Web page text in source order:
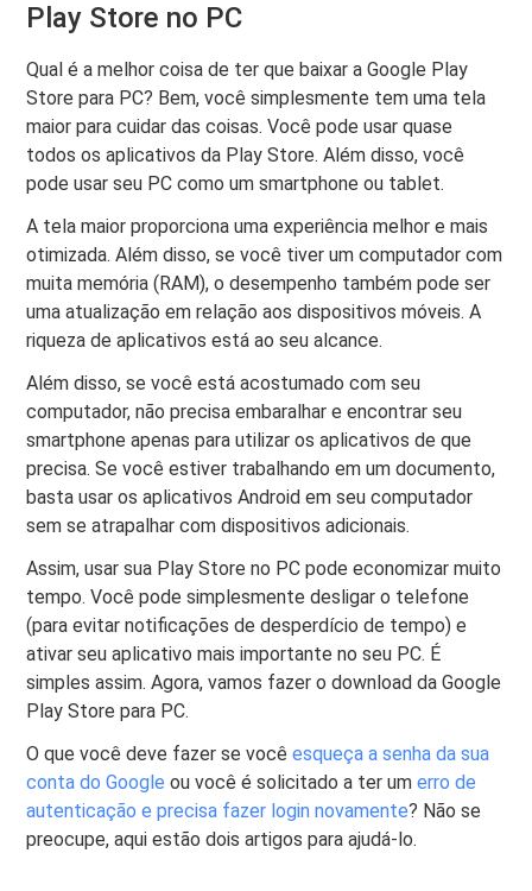
Play Store no PC
Qual é a melhor coisa de ter que baixar a Google Play
Store para PC? Bem, você simplesmente tem uma tela
maior para cuidar das coisas. Você pode usar quase
todos os aplicativos da Play Store. Além disso, você
pode usar seu PC como um smartphone ou tablet.
A tela maior proporciona uma experiência melhor e mais
otimizada. Além disso, se você tiver um computador com
muita memória (RAM), o desempenho também pode ser
uma atualização em relação aos dispositivos móveis. A
riqueza de aplicativos está ao seu alcance.
Além disso, se você está acostumado com seu
computador, não precisa embaralhar e encontrar seu
smartphone apenas para utilizar os aplicativos de que
precisa. Se você estiver trabalhando em um documento,
basta usar os aplicativos Android em seu computador
sem se atrapalhar com dispositivos adicionais.
Assim, usar sua Play Store no PC pode economizar muito
tempo. Você pode simplesmente desligar o telefone
(para evitar notificações de desperdício de tempo) e
ativar seu aplicativo mais importante no seu PC. É
simples assim. Agora, vamos fazer o download da Google
Play Store para PC.
O que você deve fazer se vocêesqueça a senha da sua
conta do Google ou você é solicitado a ter umerro de
autenticação e precisa fazer login novamente? Não se
preocupe, aqui estão dois artigos para ajudá-lo.